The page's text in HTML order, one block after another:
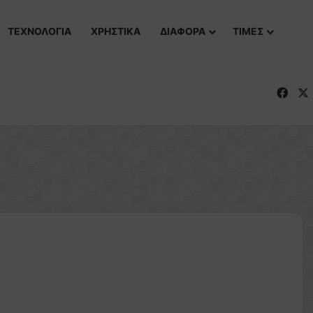
ΤΕΧΝΟΛΟΓΙΑ ΧΡΗΣΤΙΚΑ ΔΙΑΦΟΡΑ ΤΙΜΕΣ